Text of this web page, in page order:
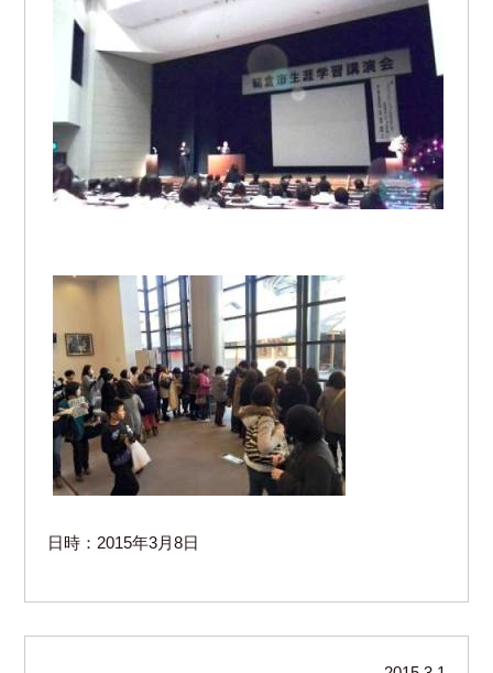
日時：2015年3月8日